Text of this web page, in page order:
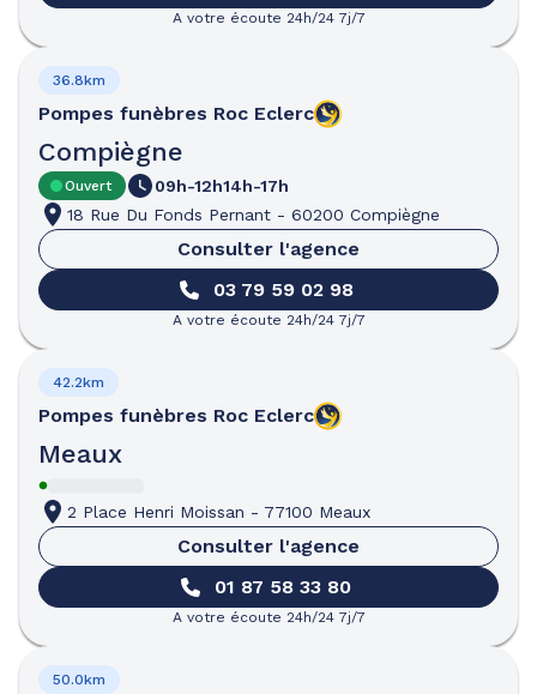
A votre écoute 24h/24 7j/7
Pompes funèbres Roc Eclerc
Compiègne
36.8km
Ouvert 09h-12h14h-17h
18 Rue Du Fonds Pernant - 60200 Compiègne
Consulter l'agence
03 79 59 02 98
A votre écoute 24h/24 7j/7
Pompes funèbres Roc Eclerc
Meaux
42.2km
2 Place Henri Moissan - 77100 Meaux
Consulter l'agence
01 87 58 33 80
A votre écoute 24h/24 7j/7
50.0km